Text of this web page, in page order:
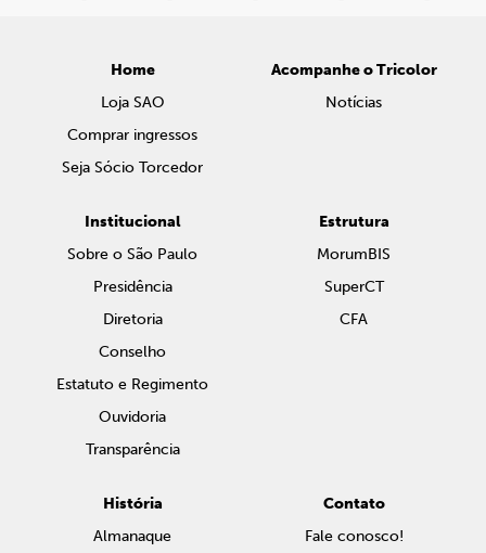
Home
Loja SAO
Comprar ingressos
Seja Sócio Torcedor
Acompanhe o Tricolor
Notícias
Institucional
Sobre o São Paulo
Presidência
Diretoria
Conselho
Estatuto e Regimento
Ouvidoria
Transparência
Estrutura
MorumBIS
SuperCT
CFA
História
Almanaque
Contato
Fale conosco!